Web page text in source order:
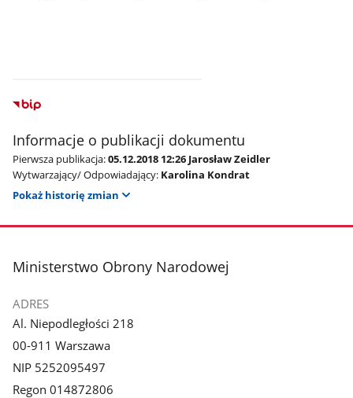
Informacje o publikacji dokumentu
Pierwsza publikacja:05.12.2018 12:26 Jarosław Zeidler
Wytwarzający/ Odpowiadający: Karolina Kondrat
Pokaż historię zmian
stopka
Ministerstwo Obrony Narodowej
ADRES
Al. Niepodległości 218
00-911 Warszawa
NIP 5252095497
Regon 014872806